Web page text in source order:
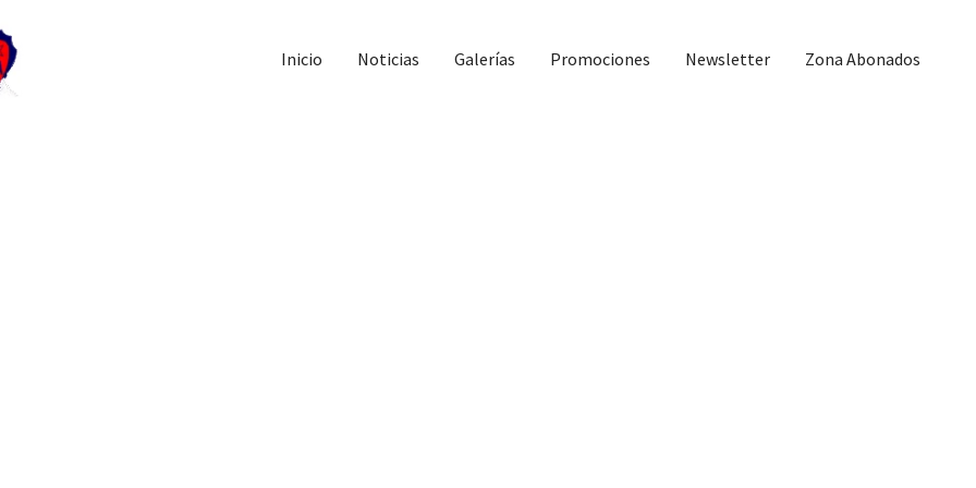
Inicio Noticias Galerías Promociones Newsletter Zona Abonados